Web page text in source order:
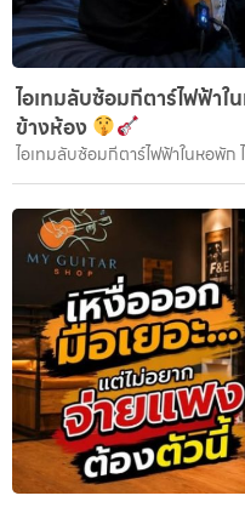
ไอเทมลับซ้อมกีตาร์ไฟฟ้า
ข้างห้อง
ไอเทมลับซ้อมกีตาร์ไฟฟ้าในหอพัก